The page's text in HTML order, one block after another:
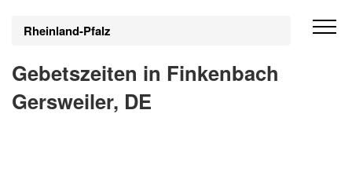
Rheinland-Pfalz
Gebetszeiten in Finkenbach
Gersweiler, DE